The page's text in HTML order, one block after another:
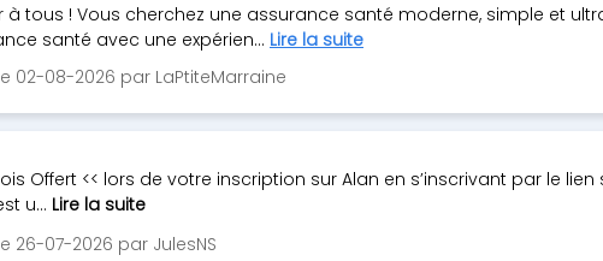
à tous ! Vous cherchez une assurance santé moderne, simple et
santé avec une expérien... Lire la suite
02-08-2026 par LaPtiteMarraine
Offert << lors de votre inscription sur Alan en s’inscrivant par le
u... Lire la suite
26-07-2026 par JulesNS